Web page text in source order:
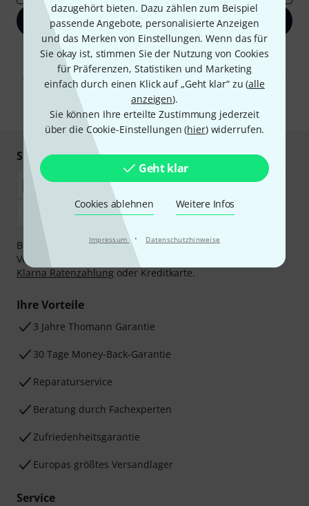
dazugehört bieten. Dazu zählen zum Beispiel
passende Angebote, personalisierte Anzeigen
und das Merken von Einstellungen. Wenn das für
Sie okay ist, stimmen Sie der Nutzung von Cookies
für Präferenzen, Statistiken und Marketing
einfach durch einen Klick auf „Geht klar“ zu (alle
anzeigen).
Sie können Ihre erteilte Zustimmung jederzeit
über die Cookie-Einstellungen (hier) widerrufen.
Geht klar
Cookies ablehnen Weitere Infos
Impressum · Datenschutzhinweise
Jetzt anmelden
Mit Klick auf „Jetzt anmelden“ stimmen Sie dem Erhalt von E-Mail-
Werbung und einer Messung des E-Mail-Nutzungsverhaltens zu. Die
Abmeldung ist jederzeit möglich. Weitere Informationen finden Sie in
unserenDatenschutzhinweisen.
* Pflichtfeld
Sicher einkaufen & bezahlen
Bezahlen Sie vertraulich und sicher per Nachnahme,
Vorkasse, PayPal, Amazon Pay,
Klarna Ratenzahlung oder Kreditkarte.
Ihre Vorteile
3 Jahre Thomann Garantie
30 Tage Money-Back-Garantie
Reparaturservice
Beratung durch Fachexperten
Zufriedenheitsgarantie
Europas größtes Versandlager
Service